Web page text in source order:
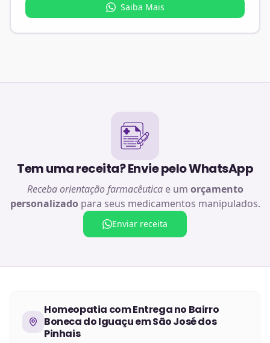
Saiba Mais
Tem uma receita? Envie pelo WhatsApp
Receba orientação farmacêuticae um orçamento
personalizado para seus medicamentos manipulados.
Enviar receita
Homeopatia com Entrega no Bairro
Boneca do Iguaçu em São José dos
Pinhais